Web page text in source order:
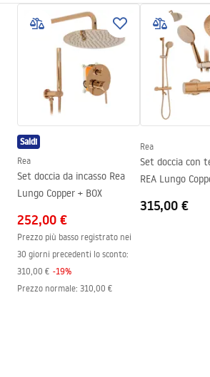
Tipo di cabina
D'angolo
Il colore del vetro
Marrone
Modalità di apertura
Inclinabile
Hugo
Assemblaggio
Sul
2005
Direzione della cabina
Garanzia
24 mesi
Rivestimento Easy Clean
shower manual
shower manual.pdf
Instrukcja montażu
Instrukcja_kabiny_Hugo_PL.pdf
Saldi
Rea
Set doccia da incasso Rea
Lungo Copper + BOX
252,00 €
Prezzo più basso registrato nei
30 giorni precedenti lo sconto:
310,00 € -19%
Prezzo normale: 310,00 €
Rea
Set doccia con
REA Lungo
315,00 €